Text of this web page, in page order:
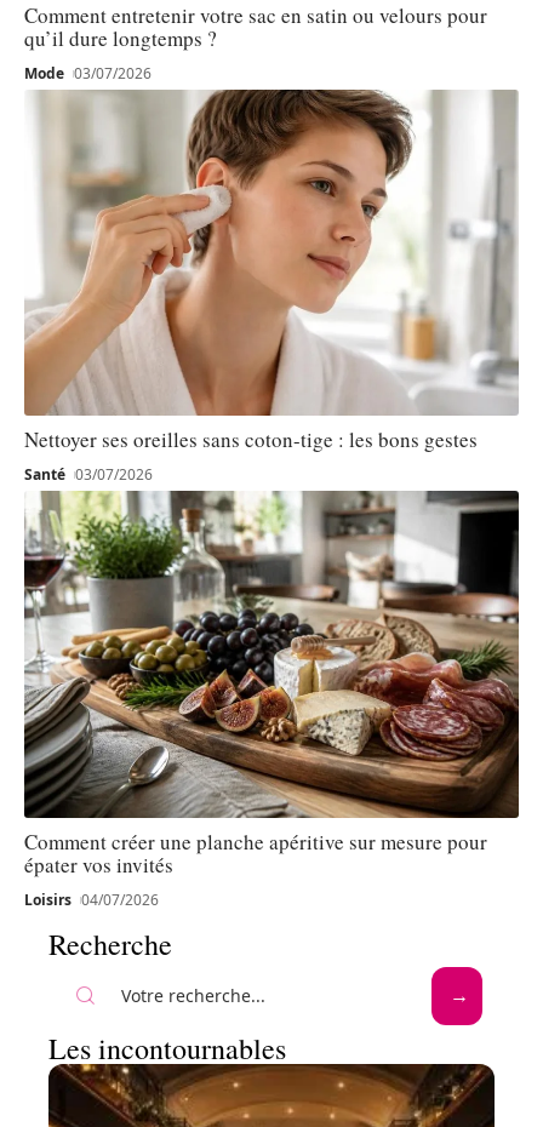
Comment entretenir votre sac en satin ou velours pour
qu’il dure longtemps ?
Mode 03/07/2026
Nettoyer ses oreilles sans coton-tige : les bons gestes
Santé 03/07/2026
Comment créer une planche apéritive sur mesure pour
épater vos invités
Loisirs 04/07/2026
Recherche
Les incontournables